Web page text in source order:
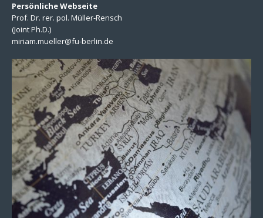
Persönliche Webseite
Prof. Dr. rer. pol. Müller-Rensch
(Joint Ph.D.)
miriam.mueller@fu-berlin.de